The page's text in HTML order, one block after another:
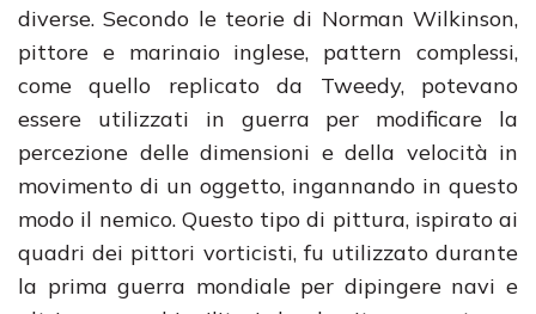
diverse. Secondo le teorie di Norman Wilkinson,
pittore e marinaio inglese, pattern complessi,
come quello replicato da Tweedy, potevano
essere utilizzati in guerra per modificare la
percezione delle dimensioni e della velocità in
movimento di un oggetto, ingannando in questo
modo il nemico. Questo tipo di pittura, ispirato ai
quadri dei pittori vorticisti, fu utilizzato durante
la prima guerra mondiale per dipingere navi e